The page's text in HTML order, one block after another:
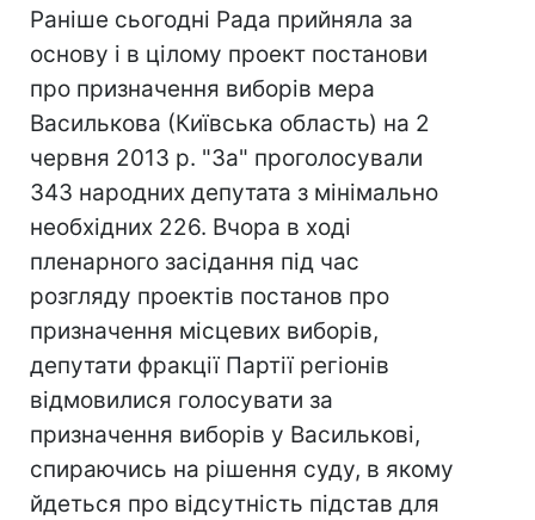
Раніше сьогодні Рада прийняла за
основу і в цілому проект постанови
про призначення виборів мера
Василькова (Київська область) на 2
червня 2013 р. "За" проголосували
343 народних депутата з мінімально
необхідних 226. Вчора в ході
пленарного засідання під час
розгляду проектів постанов про
призначення місцевих виборів,
депутати фракції Партії регіонів
відмовилися голосувати за
призначення виборів у Василькові,
спираючись на рішення суду, в якому
йдеться про відсутність підстав для